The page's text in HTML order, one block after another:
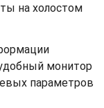
на холостом
монитор
параметров